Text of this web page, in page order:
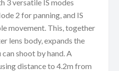
3 versatile IS modes
2 for panning, and IS
movement. This, together
lens body, expands the
shoot by hand. A
distance to 4.2m from